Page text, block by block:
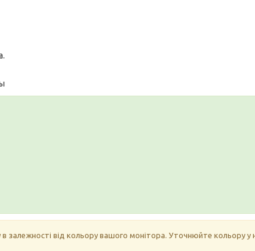
залежності від кольору вашого монітора. Уточнюйте кольору у